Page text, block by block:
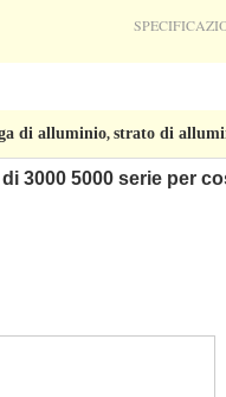
di alluminio, strato di
3000 5000 serie per